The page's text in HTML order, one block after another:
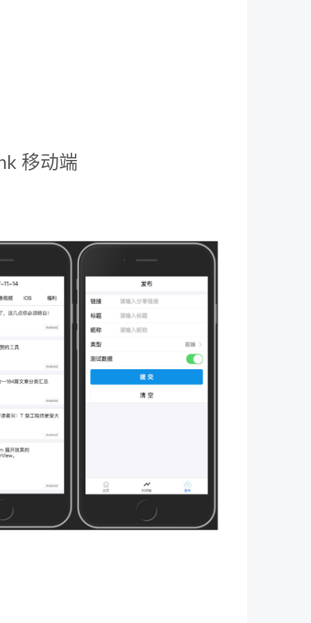
移动端